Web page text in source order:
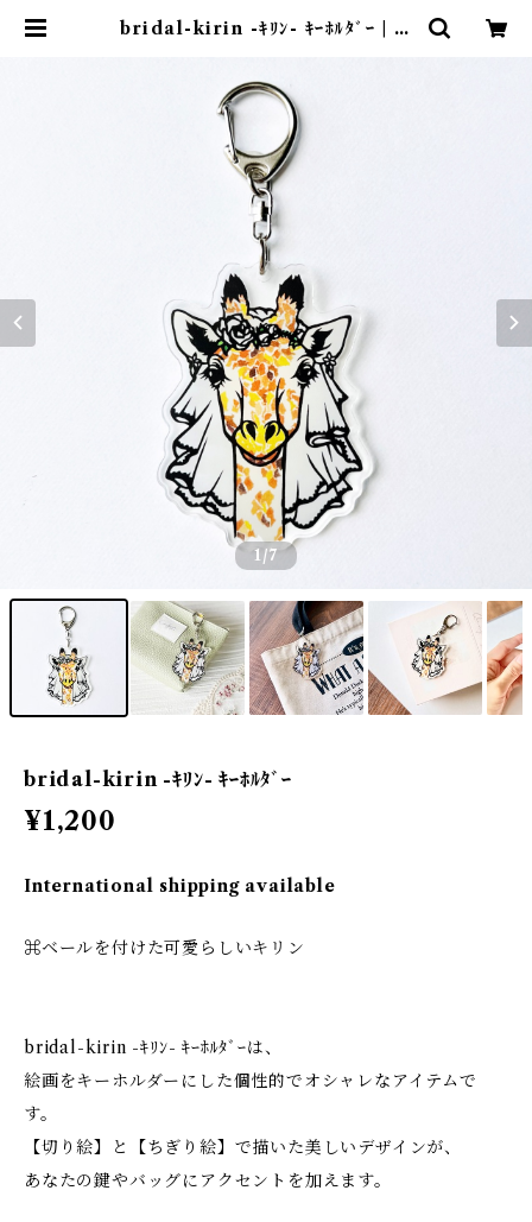
bridal-kirin -ｷﾘﾝ- ｷｰﾎﾙﾀﾞｰ | 紙
1/7
bridal-kirin -ｷﾘﾝ- ｷｰﾎﾙﾀﾞｰ
¥1,200
International shipping available
⌘ベールを付けた可愛らしいキリン
bridal-kirin -ｷﾘﾝ- ｷｰﾎﾙﾀﾞｰは、
絵画をキーホルダーにした個性的でオシャレなアイテムで
す。
【切り絵】と【ちぎり絵】で描いた美しいデザインが、
あなたの鍵やバッグにアクセントを加えます。